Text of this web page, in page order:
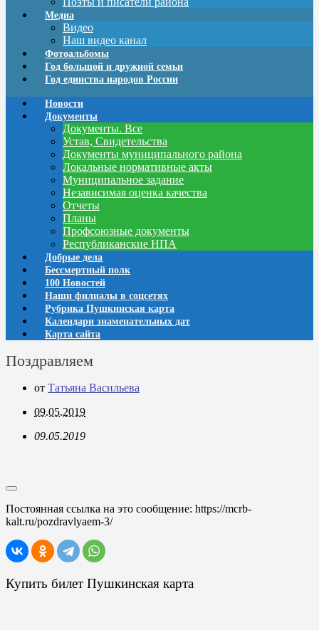
Медиа
Видео
Наш видео канал
Фотоальбомы
Год большой и дружной семьи
Год единства народов России
Новости
Документы
Документы. Все
Устав, Свидетельства
Документы муниципального района
Локальные нормативные акты
Муниципальное задание
Независимая оценка качества
Отчеты
Планы
Профсоюзные документы
Республиканские НПА
Добрые дела
Бессмертный полк
100 Новостей
Наши филиалы в соцсетях
Рубрика Пушкинская карта
Календари знаменательных дат
Карта сайта
Поздравляем
от Татьяна Васильева
09.05.2019
09.05.2019
Постоянная ссылка на это сообщение: https://mcrb-
kalt.ru/pozdravlyaem-3/
Купить билет Пушкинская карта